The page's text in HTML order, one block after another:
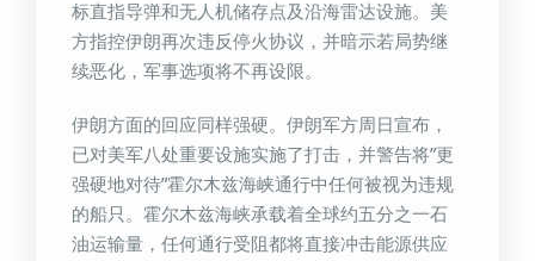
标直指导弹和无人机储存点及沿海雷达设施。美
方指控伊朗再次违反停火协议，并暗示若局势继
续恶化，军事选项将不再设限。
伊朗方面的回应同样强硬。伊朗军方周日宣布，
已对美军八处重要设施实施了打击，并警告将”更
强硬地对待”霍尔木兹海峡通行中任何被视为违规
的船只。霍尔木兹海峡承载着全球约五分之一石
油运输量，任何通行受阻都将直接冲击能源供应